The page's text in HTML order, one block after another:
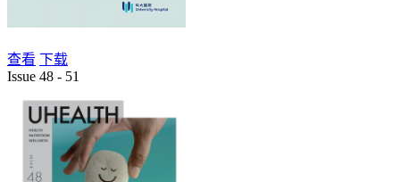
查看 下载
Issue 48 - 51